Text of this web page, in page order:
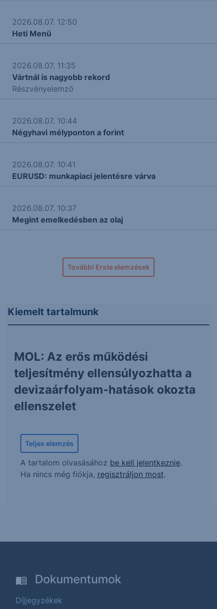
2026.08.07. 12:50
Heti Menü
2026.08.07. 11:35
Vártnál is nagyobb rekord
Részvényelemző
2026.08.07. 10:44
Négyhavi mélyponton a forint
2026.08.07. 10:41
EURUSD: munkapiaci jelentésre várva
2026.08.07. 10:37
Megint emelkedésben az olaj
További Erste elemzések
Kiemelt tartalmunk
MOL: Az erős működési
teljesítmény ellensúlyozhatta a
devizaárfolyam-hatások okozta
ellenszelet
Teljes elemzés
A tartalom olvasásához be kell jelentkeznie.
Ha nincs még fiókja, regisztráljon most.
Dokumentumok
Díjjegyzékek